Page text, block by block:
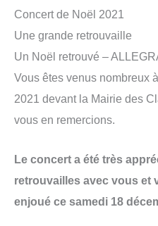
Concert de Noël 2021
Une grande retrouvaille
Un Noël retrouvé –
Vous êtes venus nombreux
2021 devant la Mairie des
vous en remercions.
Le concert a été très
retrouvailles avec vous et
enjoué ce samedi 18